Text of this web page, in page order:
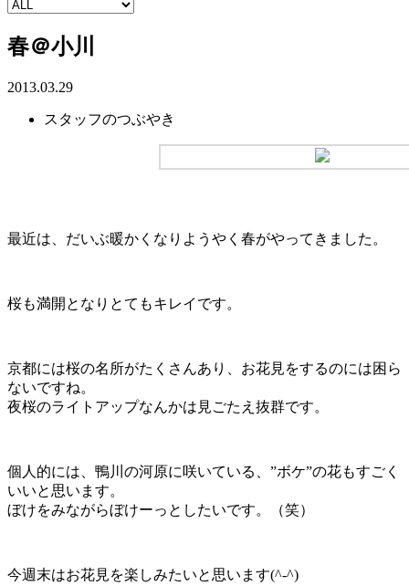
春＠小川
2013.03.29
スタッフのつぶやき
最近は、だいぶ暖かくなりようやく春がやってきました。
桜も満開となりとてもキレイです。
京都には桜の名所がたくさんあり、お花見をするのには困ら
ないですね。
夜桜のライトアップなんかは見ごたえ抜群です。
個人的には、鴨川の河原に咲いている、”ボケ”の花もすごく
いいと思います。
ぼけをみながらぼけーっとしたいです。（笑）
今週末はお花見を楽しみたいと思います(^-^)